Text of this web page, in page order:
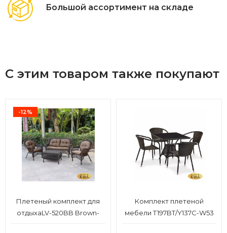
Большой ассортимент на складе
С этим товаром также покупают
-12%
Плетеный комплект для
отдыхаLV-520BB Brown-
Комплект плетеной
мебели T197BT/Y137C-W53